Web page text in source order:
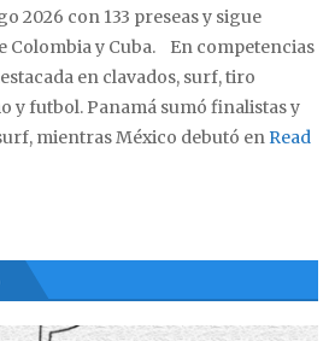
2026 con 133 preseas y sigue
Colombia y Cuba. En competencias
en clavados, surf, tiro
y futbol. Panamá sumó finalistas y
mientras México debutó enRead